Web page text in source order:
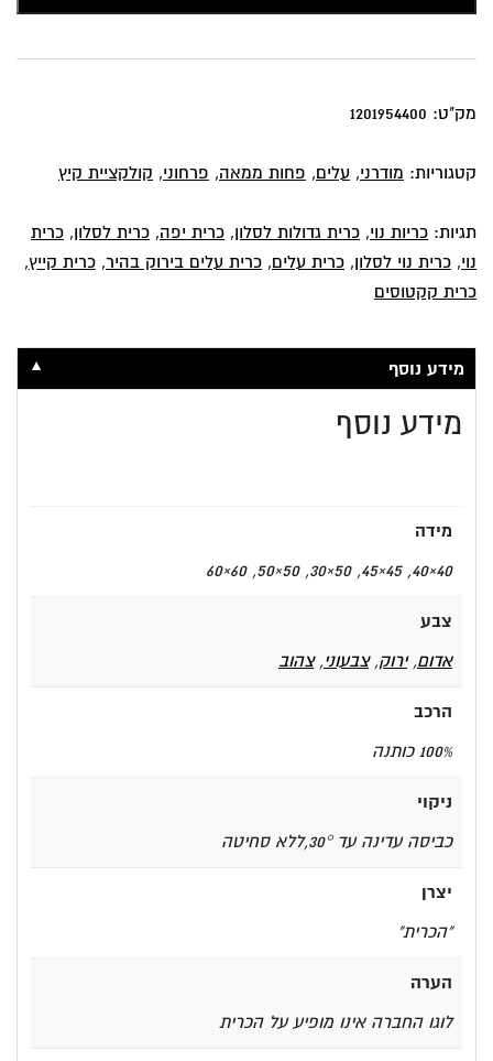
"אוסף
מק"ט: 1201954400
קטגוריות: מודרני, עלים, פחות ממאה, פרחוני, קולקציית קיץ
תגיות: כריות נוי, כרית גדולות לסלון, כרית יפה, כרית לסלון, כרית
נוי, כרית נוי לסלון, כרית עלים, כרית עלים בירוק בהיר, כרית קייץ,
כרית קקטוסים
מידע נוסף ▼
מידע נוסף
מידה
40×40, 45×45, 50×30, 50×50, 60×60
צבע
אדום,ירוק,צבעוני,צהוב
הרכב
100% כותנה
ניקוי
כביסה עדינה עד 30°,ללא סחיטה
יצרן
"הכרית"
הערה
לוגו החברה אינו מופיע על הכרית